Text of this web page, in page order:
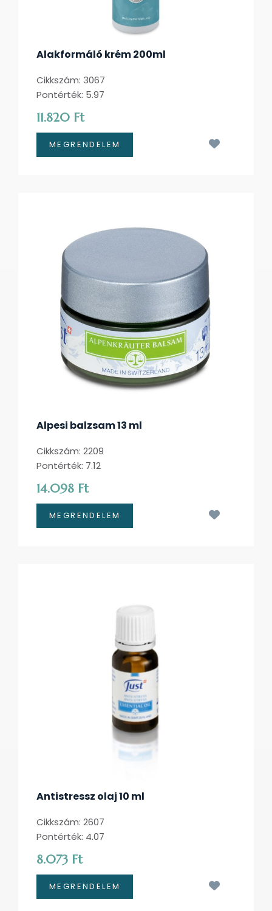
Alakformáló krém 200ml
Cikkszám: 3067
Pontérték: 5.97
11.820 Ft
Alpesi balzsam 13 ml
Cikkszám: 2209
Pontérték: 7.12
14.098 Ft
Antistressz olaj 10 ml
Cikkszám: 2607
Pontérték: 4.07
8.073 Ft